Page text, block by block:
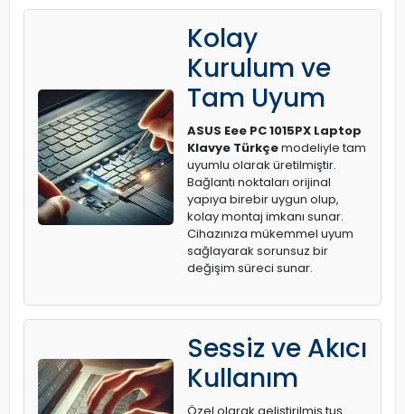
Kolay
Kurulum ve
Tam Uyum
ASUS Eee PC 1015PX Laptop
Klavye Türkçemodeliyle tam
uyumlu olarak üretilmiştir.
Bağlantı noktaları orijinal
yapıya birebir uygun olup,
kolay montaj imkanı sunar.
Cihazınıza mükemmel uyum
sağlayarak sorunsuz bir
değişim süreci sunar.
Sessiz ve Akıcı
Kullanım